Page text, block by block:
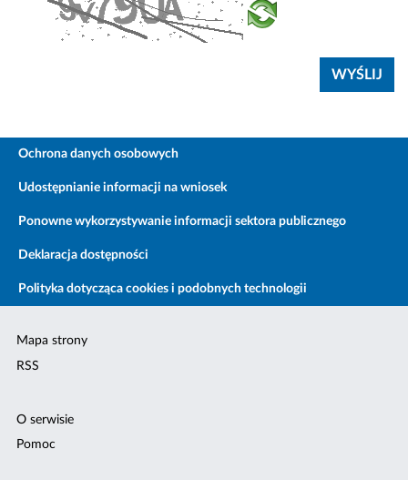
Ochrona danych osobowych
Udostępnianie informacji na wniosek
Ponowne wykorzystywanie informacji sektora publicznego
Deklaracja dostępności
Polityka dotycząca cookies i podobnych technologii
Mapa strony
RSS
O serwisie
Pomoc